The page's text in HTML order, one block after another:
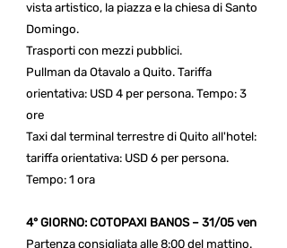
vista artistico, la piazza e la chiesa di Santo
Domingo.
Trasporti con mezzi pubblici.
Pullman da Otavalo a Quito. Tariffa
orientativa: USD 4 per persona. Tempo: 3
ore
Taxi dal terminal terrestre di Quito all'hotel:
tariffa orientativa: USD 6 per persona.
Tempo: 1 ora
4° GIORNO: COTOPAXI BANOS – 31/05 ven
Partenza consigliata alle 8:00 del mattino.